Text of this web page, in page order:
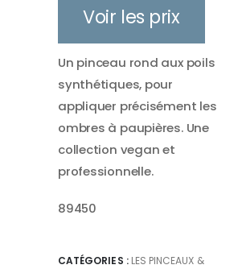
Voir les prix
Un pinceau rond aux poils
synthétiques, pour
appliquer précisément les
ombres à paupières. Une
collection vegan et
professionnelle.
89450
CATÉGORIES : LES PINCEAUX &